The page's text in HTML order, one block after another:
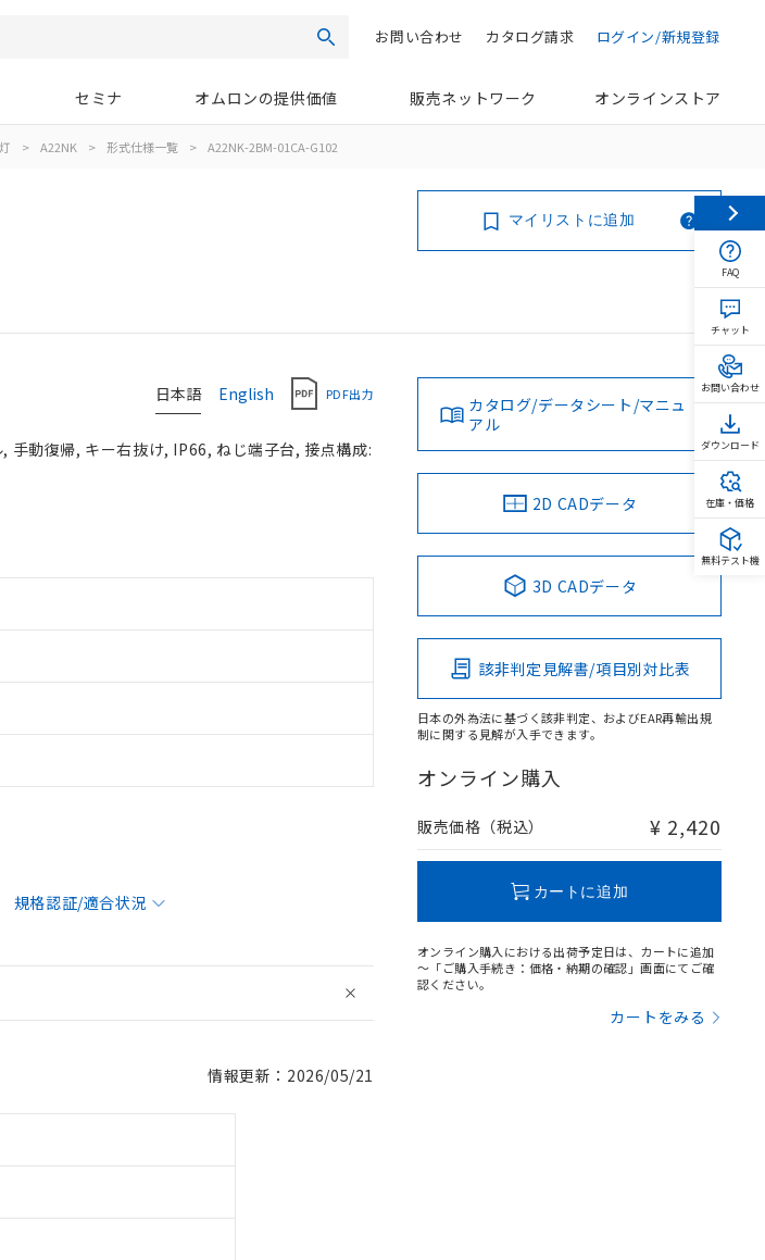
検索 ログイン/新規登録
カタログ請求
お問い合わせ
セミナ オムロンの提供価値 販売ネットワーク オンラインストア
> A22NK > 形式仕様一覧 > A22NK-2BM-01CA-G102
マイリストに追加
日本語 English PDF出力
動復帰, キー右抜け, IP66, ねじ端子台, 接点構成:
規格認証/適合状況
情報更新：2026/05/21
カタログ/データシート/マニュ
アル
2D CADデータ
3D CADデータ
該非判定見解書/項目別対比表
日本の外為法に基づく該非判定、およびEAR再輸出規
制に関する見解が入手できます。
オンライン購入
販売価格（税込） ¥ 2,420
カートに追加
オンライン購入における出荷予定日は、カートに追加
～「ご購入手続き：価格・納期の確認」画面にてご確
認ください。
カートをみる
FAQ
チャット
お問い合わせ
ダウンロード
在庫・価格
無料テスト機